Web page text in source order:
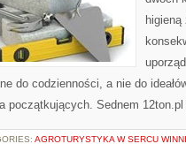
do codzienności, a nie do
początkujących. Sednem
AGROTURYSTYKA W SERCU